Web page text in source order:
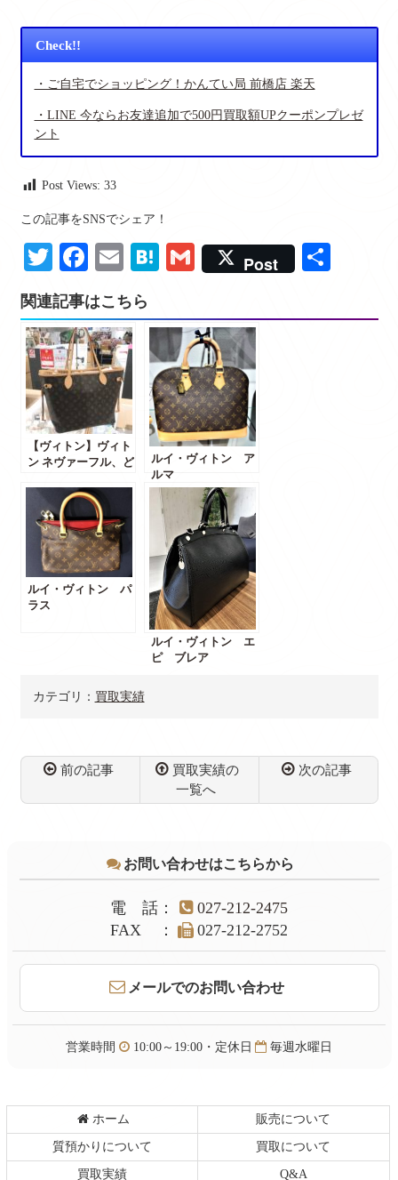
Check!!
・ご自宅でショッピング！かんてい局 前橋店 楽天
・LINE 今ならお友達追加で500円買取額UPクーポンプレゼ
ント
Post Views: 33
この記事をSNSでシェア！
TwitterFacebook
EmailHatenaGmail
Post
関連記事はこちら
【ヴィトン】ヴィト
ン ネヴァーフル、ど
ルイ・ヴィトン ア
ルマ
ルイ・ヴィトン パ
ラス
ルイ・ヴィトン エ
ピ ブレア
カテゴリ： 買取実績
前の記事
買取実績の
一覧へ
次の記事
お問い合わせはこちらから
電話 ：
027-212-2475
FAX
： 027-212-2752
メールでのお問い合わせ
営業時間 10:00～19:00・定休日 毎週水曜日
ホーム 販売について
質預かりについて 買取について
買取実績 Q&A